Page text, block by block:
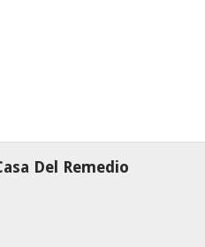
Del Remedio